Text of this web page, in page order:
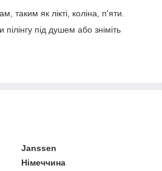
таким як лікті, коліна, п'яти.
під душем або зніміть
Janssen
Німеччина